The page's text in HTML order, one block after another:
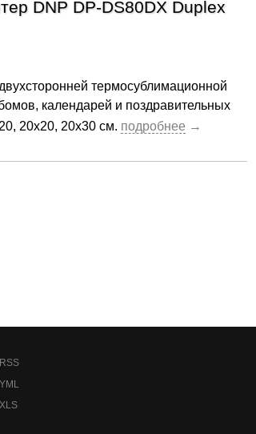
DNP DP-DS80DX Duplex
термосублимационной
календарей и поздравительных
20х20, 20х30 см.
RSS
YML
XLS